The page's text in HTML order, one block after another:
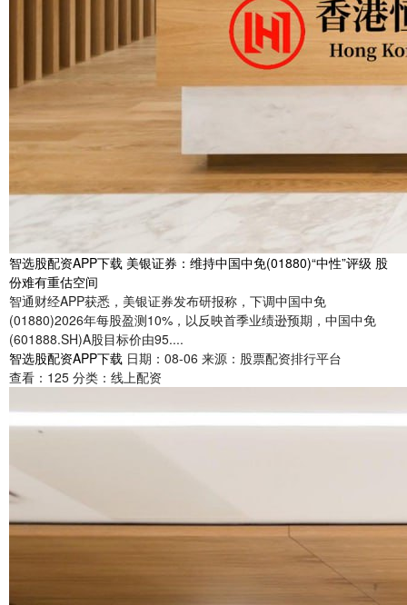
智选股配资APP下载 美银证券：维持中国中免(01880)“中性”评级 股
份难有重估空间
智通财经APP获悉，美银证券发布研报称，下调中国中免
(01880)2026年每股盈测10%，以反映首季业绩逊预期，中国中免
(601888.SH)A股目标价由95....
智选股配资APP下载 日期：08-06 来源：股票配资排行平台
查看： 125 分类： 线上配资